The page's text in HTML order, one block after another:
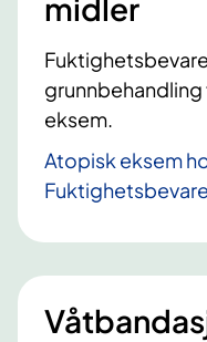
midler
eksem.
Atopisk eksem